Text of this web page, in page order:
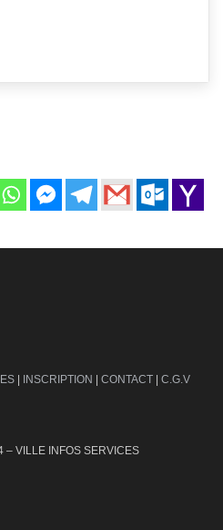
| INSCRIPTION | CONTACT | C.G.V
– VILLE INFOS SERVICES